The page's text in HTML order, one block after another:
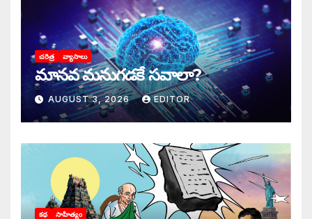
చరిత్ర వ్యాసాలు
మానవ మనుగడకే సవాలా?
AUGUST 3, 2026 EDITOR
కథ సాహిత్యం